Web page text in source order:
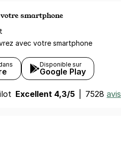
smartphone
avec votre smartphone
Disponible sur
Google Play
Excellent 4,3/5 7528 avis